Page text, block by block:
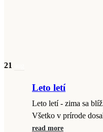
21
Leto letí
Leto letí - zima sa
Všetko v prírode
read more